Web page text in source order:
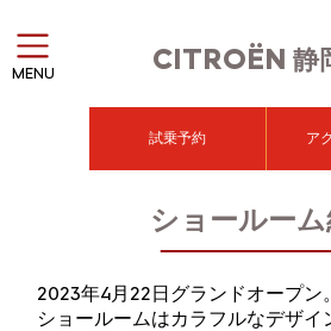
CITROËN 静
MENU
試乗予約 ア
ショールー
2023年4月22日グランドオープン。
ショールームはカラフルなデザイ